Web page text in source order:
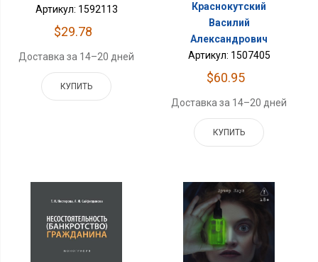
Артикул: 1592113
$29.78
Доставка за 14–20 дней
КУПИТЬ
Краснокутский
Василий
Александрович
Артикул: 1507405
$60.95
Доставка за 14–20 дней
КУПИТЬ